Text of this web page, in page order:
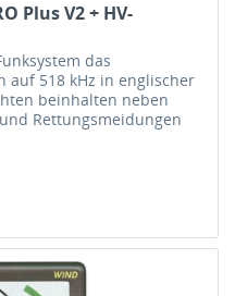
Plus V2 + HV-
das
auf 518 kHz in englischer
beinhalten neben
Rettungsmeidungen